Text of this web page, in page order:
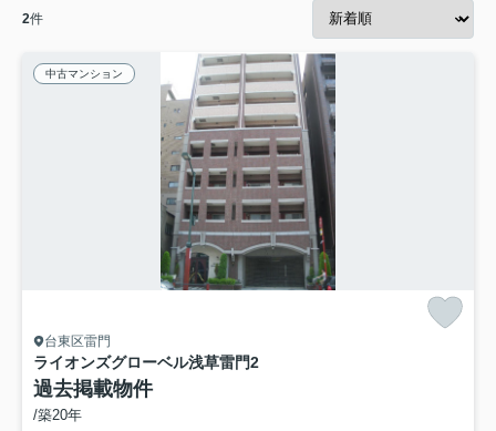
2件
中古マンション
台東区雷門
ライオンズグローベル浅草雷門2
過去掲載物件
/築20年